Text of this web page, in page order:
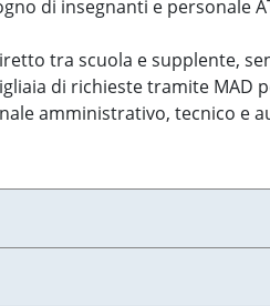
di insegnanti e personale
tra scuola e supplente,
di richieste tramite MAD
amministrativo, tecnico e